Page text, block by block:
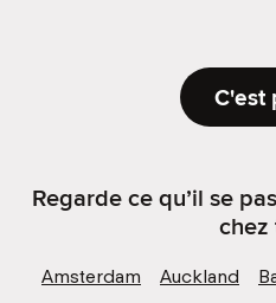
C'est
Regarde ce qu’il se
chez
Amsterdam Auckland